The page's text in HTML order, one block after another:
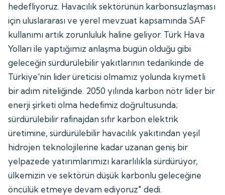
hedefliyoruz. Havacılık sektörünün karbonsuzlaşması
için uluslararası ve yerel mevzuat kapsamında SAF
kullanımı artık zorunluluk haline geliyor. Türk Hava
Yolları ile yaptığımız anlaşma bugün olduğu gibi
geleceğin sürdürülebilir yakıtlarının tedarikinde de
Türkiye'nin lider üreticisi olmamız yolunda kıymetli
bir adım niteliğinde. 2050 yılında karbon nötr lider bir
enerji şirketi olma hedefimiz doğrultusunda;
sürdürülebilir rafinajdan sıfır karbon elektrik
üretimine, sürdürülebilir havacılık yakıtından yeşil
hidrojen teknolojilerine kadar uzanan geniş bir
yelpazede yatırımlarımızı kararlılıkla sürdürüyor,
ülkemizin ve sektörün düşük karbonlu geleceğine
öncülük etmeye devam ediyoruz" dedi.